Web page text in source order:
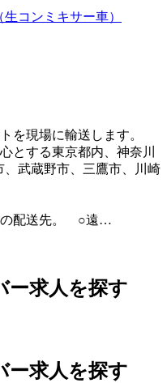
コンミキサー車）
を現場に輸送します。
とする東京都内、神奈川
武蔵野市、三鷹市、川崎
の配送先。 ○遠…
ー求人を探す
ー求人を探す